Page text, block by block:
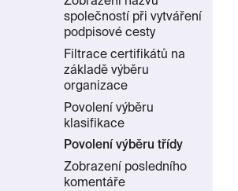
společností při vytváření
podpisové cesty
Filtrace certifikátů na
základě výběru
organizace
Povolení výběru
klasifikace
Povolení výběru třídy
Zobrazení posledního
komentáře